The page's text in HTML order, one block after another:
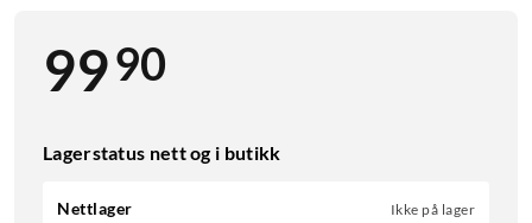
9990
Lagerstatus nett og i butikk
Nettlager Ikke på lager